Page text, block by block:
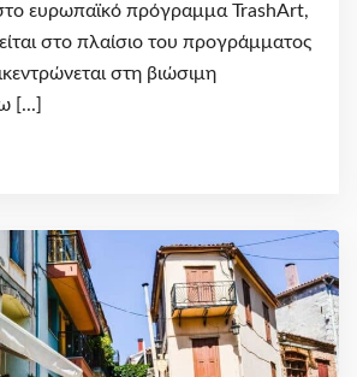
ευρωπαϊκό πρόγραμμα TrashArt,
στο πλαίσιο του προγράμματος
στη βιώσιμη
[...]